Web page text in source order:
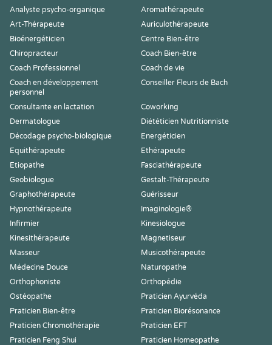
Analyste psycho-organique
Aromathérapeute
Art-Thérapeute
Auriculothérapeute
Bioénergéticien
Centre Bien-être
Chiropracteur
Coach Bien-être
Coach Professionnel
Coach de vie
Coach en développement
personnel
Conseiller Fleurs de Bach
Consultante en lactation
Coworking
Dermatologue
Diététicien Nutritionniste
Décodage psycho-biologique
Energéticien
Equithérapeute
Ethérapeute
Etiopathe
Fasciathérapeute
Geobiologue
Gestalt-Thérapeute
Graphothérapeute
Guérisseur
Hypnothérapeute
Imaginologie®
Infirmier
Kinesiologue
Kinesithérapeute
Magnetiseur
Masseur
Musicothérapeute
Médecine Douce
Naturopathe
Orthophoniste
Orthopédie
Ostéopathe
Praticien Ayurvéda
Praticien Bien-être
Praticien Biorésonance
Praticien Chromothérapie
Praticien EFT
Praticien Feng Shui
Praticien Homeopathe